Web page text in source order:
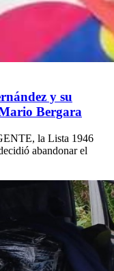
y su
Bergara
la Lista 1946
abandonar el